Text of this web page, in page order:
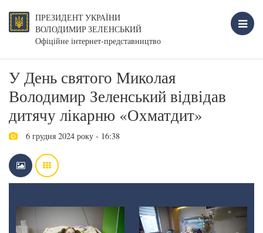
ПРЕЗИДЕНТ УКРАЇНИ
ВОЛОДИМИР ЗЕЛЕНСЬКИЙ
Офіційне інтернет-представництво
У День святого Миколая
Володимир Зеленський відвідав
дитячу лікарню «Охматдит»
6 грудня 2024 року - 16:38